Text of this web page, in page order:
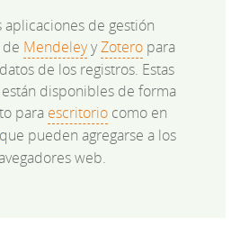
aplicaciones de gestión
MendeleyyZoteropara
de los registros. Estas
disponibles de forma
para escritorio como en
que pueden agregarse a los
web.